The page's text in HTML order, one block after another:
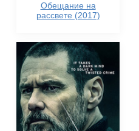
Обещание на
рассвете (2017)